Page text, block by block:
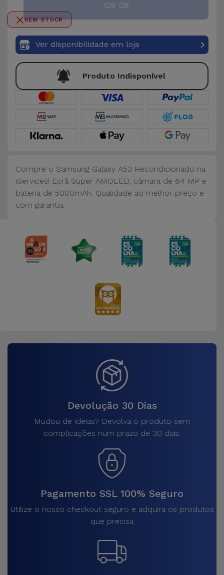
Acessórios
de
Computador
Acessórios
iPad e
Tablet
Kids
tudo
128 GB
SEM STOCK
Ver disponibilidade em loja
Produto Indisponível
Compre o Samsung Galaxy A53 Recondicionado na
iServices! Ecrã Super AMOLED, câmara de 64 MP e
bateria de 5000mAh. Qualidade ao melhor preço e
com garantia.
Devolução 30 Dias
Mudou de ideias? Devolva o produto sem
complicações num prazo de 30 dias.
Pagamento SSL 100% Seguro
Utilize o nosso checkout seguro e adquira os produtos
que precisa